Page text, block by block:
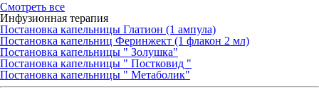
Смотреть все
Инфузионная терапия
Постановка капельницы Глатион (1 ампула)
Постановка капельниц Феринжект (1 флакон 2 мл)
Постановка капельницы " Золушка"
Постановка капельницы " Постковид "
Постановка капельницы " Метаболик"